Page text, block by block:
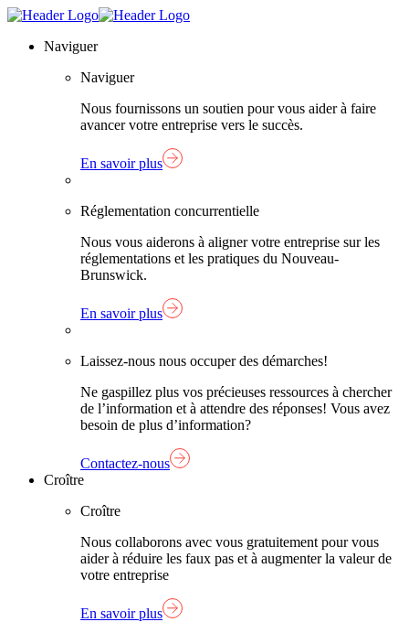
Skip
content
Lien
Naviguer
Naviguer
Nous fournissons un soutien pour vous aider à faire
avancer votre entreprise vers le succès.
En savoir plus
Réglementation concurrentielle
Nous vous aiderons à aligner votre entreprise sur les
réglementations et les pratiques du Nouveau-
Brunswick.
En savoir plus
Laissez-nous nous occuper des démarches!
Ne gaspillez plus vos précieuses ressources à chercher
de l’information et à attendre des réponses! Vous avez
besoin de plus d’information?
Contactez-nous
Croître
Croître
Nous collaborons avec vous gratuitement pour vous
aider à réduire les faux pas et à augmenter la valeur de
votre entreprise
En savoir plus